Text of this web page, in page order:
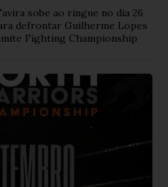
sobe ao ringue no dia 26
defrontar Guilherme Lopes
Fighting Championship